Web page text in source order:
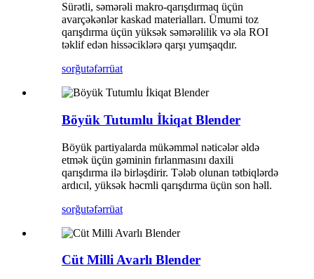
Sürətli, səmərəli makro-qarışdırmaq üçün
avarçəkənlər kaskad materialları. Ümumi toz
qarışdırma üçün yüksək səmərəlilik və əla ROI
təklif edən hissəciklərə qarşı yumşaqdır.
sorğutəfərrüat
Böyük Tutumlu İkiqat Blender
Böyük partiyalarda mükəmməl nəticələr əldə
etmək üçün gəminin fırlanmasını daxili
qarışdırma ilə birləşdirir. Tələb olunan tətbiqlərdə
ardıcıl, yüksək həcmli qarışdırma üçün son həll.
sorğutəfərrüat
Cüt Milli Avarlı Blender